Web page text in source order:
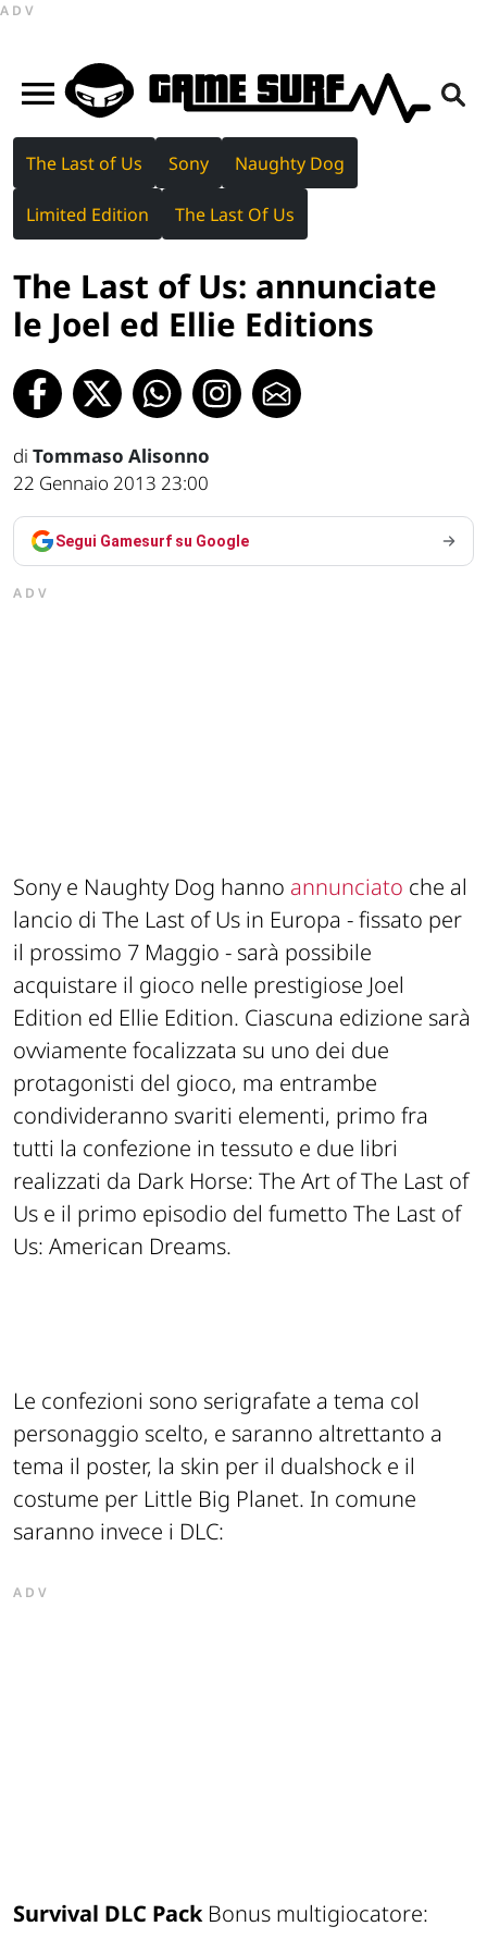
ADV
The Last of Us Sony Naughty Dog
Limited Edition The Last Of Us
The Last of Us: annunciate
le Joel ed Ellie Editions
di Tommaso Alisonno
22 Gennaio 2013 23:00
Segui Gamesurf su Google
ADV
Sony e Naughty Dog hanno annunciato che al
lancio di The Last of Us in Europa - fissato per
il prossimo 7 Maggio - sarà possibile
acquistare il gioco nelle prestigiose Joel
Edition ed Ellie Edition. Ciascuna edizione sarà
ovviamente focalizzata su uno dei due
protagonisti del gioco, ma entrambe
condivideranno svariti elementi, primo fra
tutti la confezione in tessuto e due libri
realizzati da Dark Horse: The Art of The Last of
Us e il primo episodio del fumetto The Last of
Us: American Dreams.
Le confezioni sono serigrafate a tema col
personaggio scelto, e saranno altrettanto a
tema il poster, la skin per il dualshock e il
costume per Little Big Planet. In comune
saranno invece i DLC:
ADV
Survival DLC PackBonus multigiocatore: